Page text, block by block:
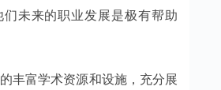
未来的职业发展是极有帮助
丰富学术资源和设施，充分展